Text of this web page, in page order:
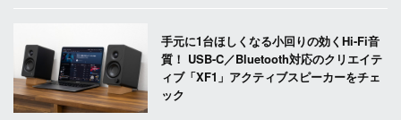
手元に1台ほしくなる小回りの効くHi-Fi音
質！ USB-C／Bluetooth対応のクリエイテ
ィブ「XF1」アクティブスピーカーをチェ
ック